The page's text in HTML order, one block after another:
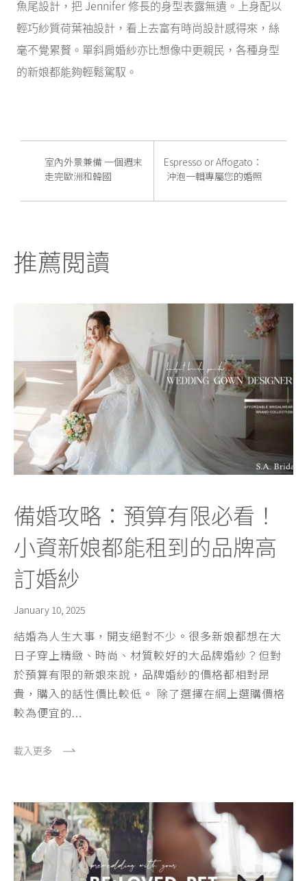
魚尾設計，把 Jennifer 修長的身型表露無遺。上身配以
輕巧紗質荷葉袖設計，看上去富有時尚設計感得來，絲
毫不覺累贅。單斜肩婚紗亦比想像中更親民，各種身型
的新娘都能夠輕鬆駕馭。
室內外景兼備 一個週末
走完歐洲和韓國
Espresso or Affogato：
沖泡一輯專屬您的婚照
推薦閲讀
載入更多
January 10, 2025
備婚攻略：預算有限必看！
小資新娘都能租到的品牌高
訂婚紗
結婚為人生大事，開支絕對不少。很多新娘都想在大
日子穿上精緻、時尚、材質較好的大品牌婚紗？但對
於預算有限的新娘來說，品牌婚紗的價格都相對昂
貴，購入的話性價比較低。 除了選擇在網上選購價格
較為便宜的...